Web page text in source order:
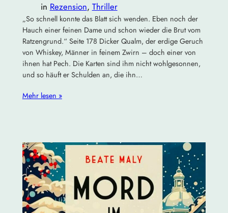
in Rezension, Thriller
„So schnell konnte das Blatt sich wenden. Eben noch der
Hauch einer feinen Dame und schon wieder die Brut vom
Ratzengrund.“ Seite 178 Dicker Qualm, der erdige Geruch
von Whiskey, Männer in feinem Zwirn – doch einer von
ihnen hat Pech. Die Karten sind ihm nicht wohlgesonnen,
und so häuft er Schulden an, die ihn…
Mehr lesen »